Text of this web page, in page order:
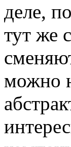
деле,
тут же
можно